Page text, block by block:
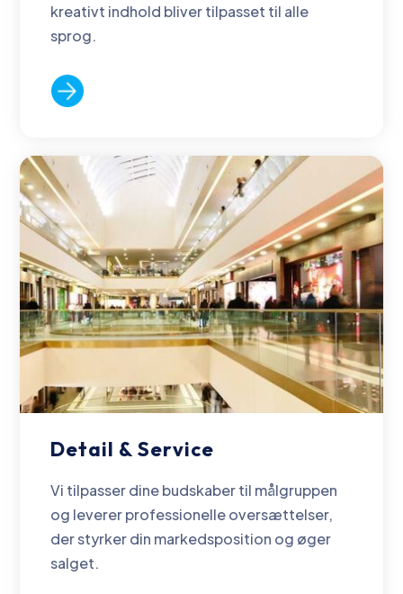
kreativt indhold bliver tilpasset til alle
sprog.
Detail & Service
Vi tilpasser dine budskaber til målgruppen
og leverer professionelle oversættelser,
der styrker din markedsposition og øger
salget.